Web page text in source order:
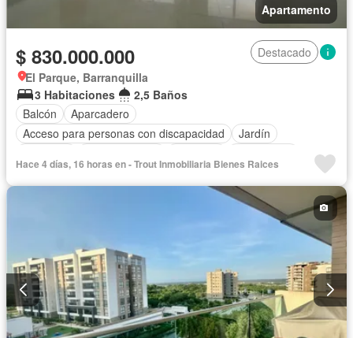
Apartamento
$ 830.000.000
Destacado
El Parque, Barranquilla
3 Habitaciones
2,5 Baños
Balcón
Aparcadero
Acceso para personas con discapacidad
Jardín
Vista panorámica
Seguridad privada
Cuarto de servicio
Hace 4 días, 16 horas en - Trout Inmobiliaria Bienes Raices